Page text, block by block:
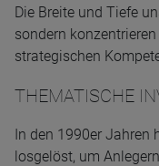
Die Breite und Tiefe
sondern
strategischen
THEMATISCHE
In den 1990er Jahren
losgelöst, um